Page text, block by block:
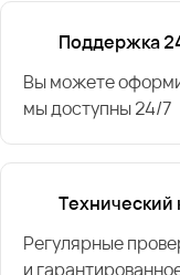
Поддержка
Вы можете
мы доступны 24/7
Технический
Регулярные
и